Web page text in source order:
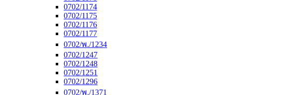
0702/1174
0702/1175
0702/1176
0702/1177
0702/พ./1234
0702/1247
0702/1248
0702/1251
0702/1296
0702/พ./1371